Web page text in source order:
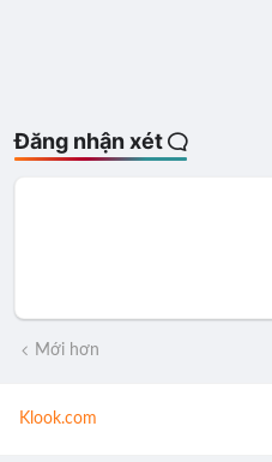
Đăng nhận xét
Mới hơn
Klook.com